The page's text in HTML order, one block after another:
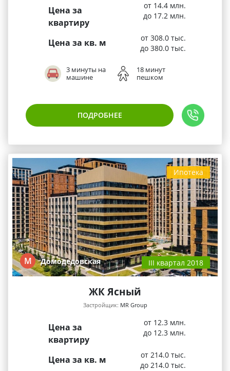
Цена за
квартиру
от 14.4 млн.
до 17.2 млн.
Цена за кв. м
от 308.0 тыс.
до 380.0 тыс.
3 минуты на
машине
18 минут
пешком
ПОДРОБНЕЕ
Ипотека
М Домодедовская III квартал 2018
ЖК Ясный
Застройщик: MR Group
Цена за
квартиру
от 12.3 млн.
до 12.3 млн.
Цена за кв. м
от 214.0 тыс.
до 214.0 тыс.